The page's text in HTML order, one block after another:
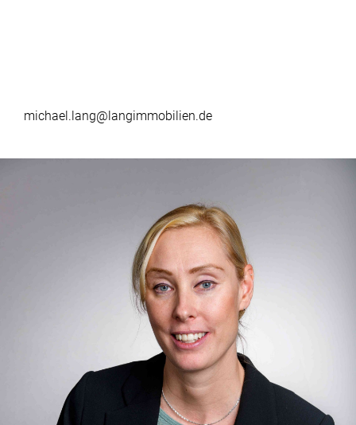
michael.lang@langimmobilien.de